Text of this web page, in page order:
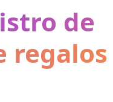
de
regalos